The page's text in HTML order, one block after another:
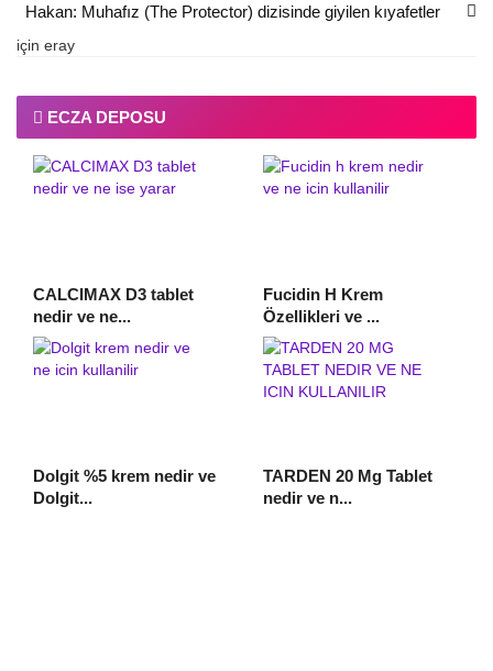
Hakan: Muhafız (The Protector) dizisinde giyilen kıyafetler
için eray
ECZA DEPOSU
CALCIMAX D3 tablet
nedir ve ne...
Fucidin H Krem
Özellikleri ve ...
Dolgit %5 krem nedir ve
Dolgit...
TARDEN 20 Mg Tablet
nedir ve n...